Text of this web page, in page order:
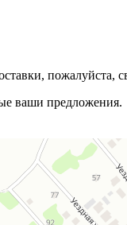
пожалуйста,
ваши предложения.